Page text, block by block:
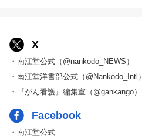
X
・南江堂公式（@nankodo_NEWS）
・南江堂洋書部公式（@Nankodo_Intl）
・『がん看護』編集室（@gankango）
Facebook
・南江堂公式